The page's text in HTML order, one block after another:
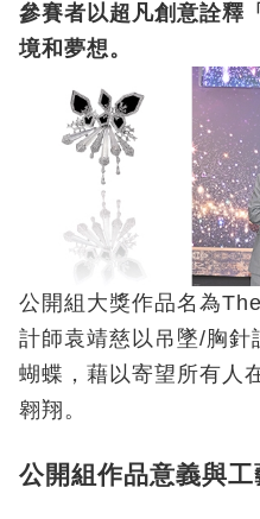
參賽者以超凡創意詮釋
境和夢想。
公開組大獎作品名為
計師袁靖慈以吊墜/胸針
蝴蝶，藉以寄望所有人
翱翔。
公開組作品意義與